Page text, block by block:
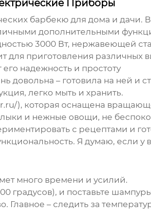
Приборы
барбекю для дома и дачи.
дополнительными
3000 Вт, нержавеющей
для приготовления различных
надежность и простоту
довольна – готовила на ней и
легко мыть и хранить.
), которая оснащена
и нежные овощи, не
с рецептами и
Я думаю, если у
много времени и усилий.
градусов), и поставьте
Главное – следить за